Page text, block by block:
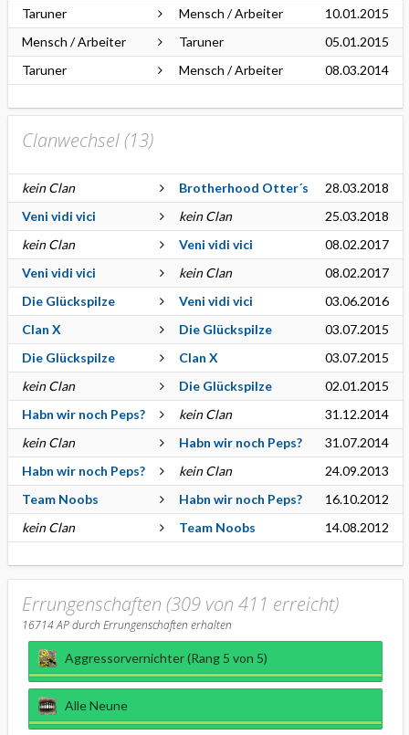
Taruner
Mensch / Arbeiter
10.01.2015
Mensch / Arbeiter
Taruner
05.01.2015
Taruner
Mensch / Arbeiter 08.03.2014
Clanwechsel (13)
kein Clan Brotherhood Otter´s
28.03.2018
Veni vidi vici
kein Clan
25.03.2018
kein Clan
Veni vidi vici
08.02.2017
Veni vidi vici
kein Clan
08.02.2017
Die Glückspilze
Veni vidi vici
03.06.2016
Clan X
Die Glückspilze
03.07.2015
Die Glückspilze
Clan X
03.07.2015
kein Clan
Die Glückspilze
02.01.2015
Habn wir noch Peps?
kein Clan
31.12.2014
kein Clan
Habn wir noch Peps?
31.07.2014
Habn wir noch Peps?
kein Clan
24.09.2013
Team Noobs
Habn wir noch Peps?
16.10.2012
kein Clan
Team Noobs 14.08.2012
Errungenschaften (309 von 411 erreicht)
16714AP durch Errungenschaften erhalten
Aggressorvernichter (Rang 5 von 5)
Alle Neune